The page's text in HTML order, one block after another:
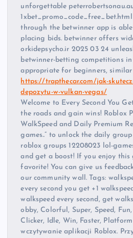
unforgettable
through the betwinner app is
placing bids. betwinner offers
orkidepsycho.ir 2025 03 24
betwinner-betting competitions
appropriate for beginners,
https://trapthecar.com/jak-
depozytu-w-vulkan-vegas/
Welcome to Every Second You
the roads and gain wins! Roblox
WalkSpeed and Daily Premium
games..” to unlock the daily
roblox groups 12208023 lol-
and get a boost! If you enjoy this
favorite! You can give us
our community wall. Tags:
every second you get +1
walkspeed every second, get
obby, Colorful, Super, Speed,
Clicker, Idle, Win, Faster,
wczytywanie aplikacji Roblox.